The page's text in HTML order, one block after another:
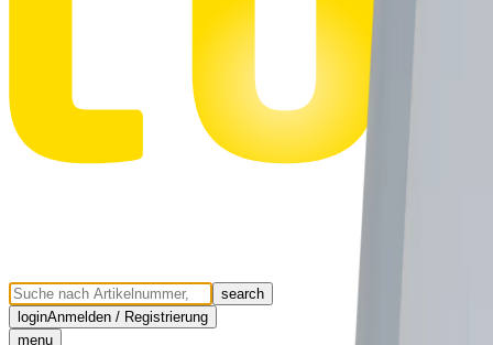
search
loginAnmelden / Registrierung
menu